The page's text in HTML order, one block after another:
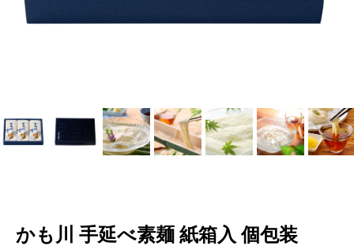
かも川 手延べ素麺 紙箱入 個包装